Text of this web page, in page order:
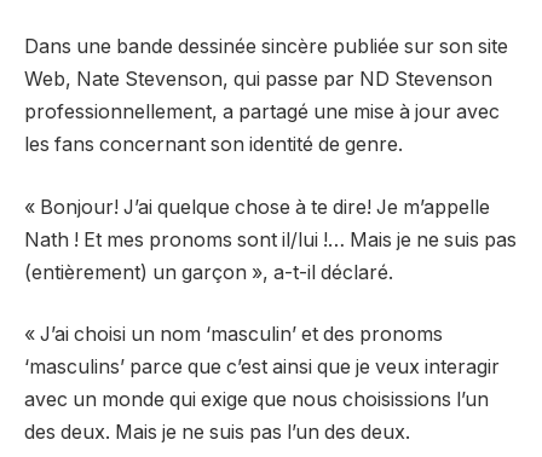
Dans une bande dessinée sincère publiée sur son site
Web, Nate Stevenson, qui passe par ND Stevenson
professionnellement, a partagé une mise à jour avec
les fans concernant son identité de genre.
« Bonjour! J’ai quelque chose à te dire! Je m’appelle
Nath ! Et mes pronoms sont il/lui !… Mais je ne suis pas
(entièrement) un garçon », a-t-il déclaré.
« J’ai choisi un nom ‘masculin’ et des pronoms
‘masculins’ parce que c’est ainsi que je veux interagir
avec un monde qui exige que nous choisissions l’un
des deux. Mais je ne suis pas l’un des deux.